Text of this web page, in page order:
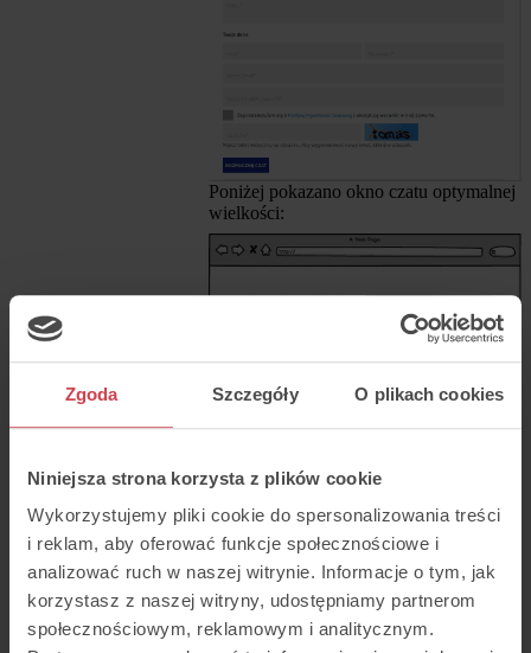
Zgoda Szczegóły O plikach cookies
Niniejsza strona korzysta z plików cookie
Wykorzystujemy pliki cookie do spersonalizowania treści
i reklam, aby oferować funkcje społecznościowe i
analizować ruch w naszej witrynie. Informacje o tym, jak
korzystasz z naszej witryny, udostępniamy partnerom
społecznościowym, reklamowym i analitycznym.
Poniżej pokazano okno czatu optymalnej
wielkości:
Co umieścić w oknie?
Konsensus wypracowany przez speców
od UX jest następujący: im mniej, tym
lepiej. Na dobrą sprawę klient powinien
po uzupełnieniu dwóch pól (imię i adres
mailowy) móc rozpocząć kontakt z firmą.
Część firm chce jeszcze bardziej skrócić
dystans dzielący klienta od kontaktu i nie